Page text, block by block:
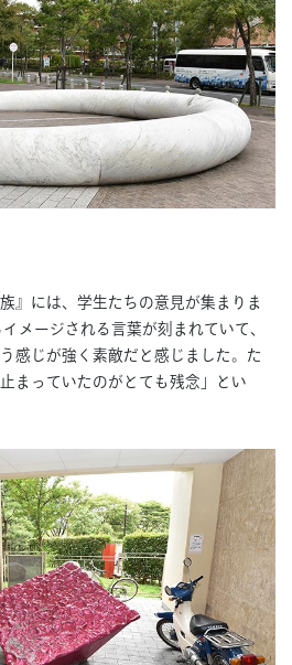
』には、学生たちの意見が集まりま
メージされる言葉が刻まれていて、
感じが強く素敵だと感じました。た
まっていたのがとても残念」とい